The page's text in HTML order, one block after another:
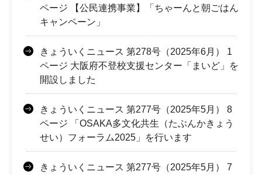
ページ 【公民連携事業】「ちゃーんと朝ごはん
キャンペーン」
きょういくニュース 第278号（2025年6月） 1
ページ 大阪府不登校支援センター「まいど」を
開設しました
きょういくニュース 第277号（2025年5月） 8
ページ 「OSAKA多文化共生（たぶんかきょう
せい）フォーラム2025」を行います
きょういくニュース 第277号（2025年5月） 7